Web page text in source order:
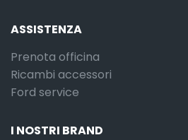
ASSISTENZA
Prenota officina
Ricambi accessori
Ford service
I NOSTRI BRAND